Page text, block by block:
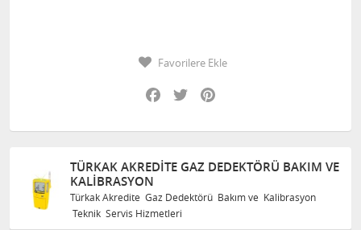
Favorilere Ekle
Facebook
Twitter
TÜRKAK AKREDITE GAZ DEDEKTÖRÜ BAKIM VE
KALIBRASYON
Türkak Akredite Gaz Dedektörü Bakım ve Kalibrasyon
Teknik Servis Hizmetleri